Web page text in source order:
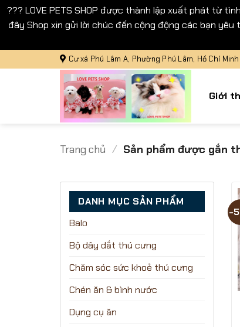
??? LOVE PETS SHOP được thành lập xuất phát từ
đây Shop xin gửi lời chúc đến cộng động các bạn yêu
qua
Cư xá Phú Lâm A, Phường Phú Lâm, Hồ Chí Minh
Giới
Trang chủ / Sản phẩm được gắn
DANH MỤC SẢN PHẨM
Balo
Bộ dây dắt thú cưng
Chăm sóc sức khoẻ thú cưng
Chén ăn & bình nước
Dụng cụ ăn
-